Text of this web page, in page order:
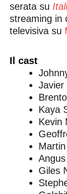
serata su
streaming in
televisiva su
Il cast
Javier
Kaya
Kevin
Giles